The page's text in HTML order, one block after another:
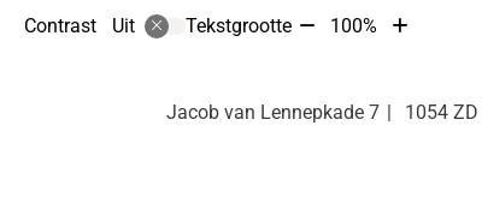
Contrast Uit Tekstgrootte Tekst
10%
100%
Tekst
10%
Jacob van Lennepkade 7 1054 ZD